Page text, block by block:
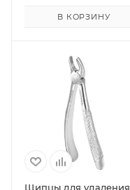
В КОРЗИНУ
Щипцы для удаления